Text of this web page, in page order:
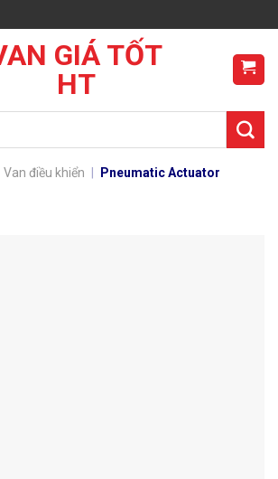
GIÁ TỐT
HT
Van điều khiển Pneumatic Actuator